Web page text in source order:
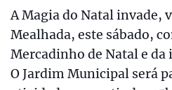
A Magia do Natal invade,
Mealhada, este sábado,
Mercadinho de Natal e
O Jardim Municipal será